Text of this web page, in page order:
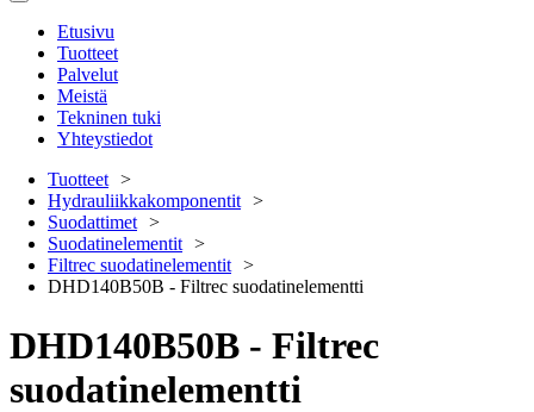
Etusivu
Tuotteet
Palvelut
Meistä
Tekninen tuki
Yhteystiedot
Tuotteet
Hydrauliikkakomponentit
Suodattimet
Suodatinelementit
Filtrec suodatinelementit
DHD140B50B - Filtrec suodatinelementti
DHD140B50B - Filtrec
suodatinelementti